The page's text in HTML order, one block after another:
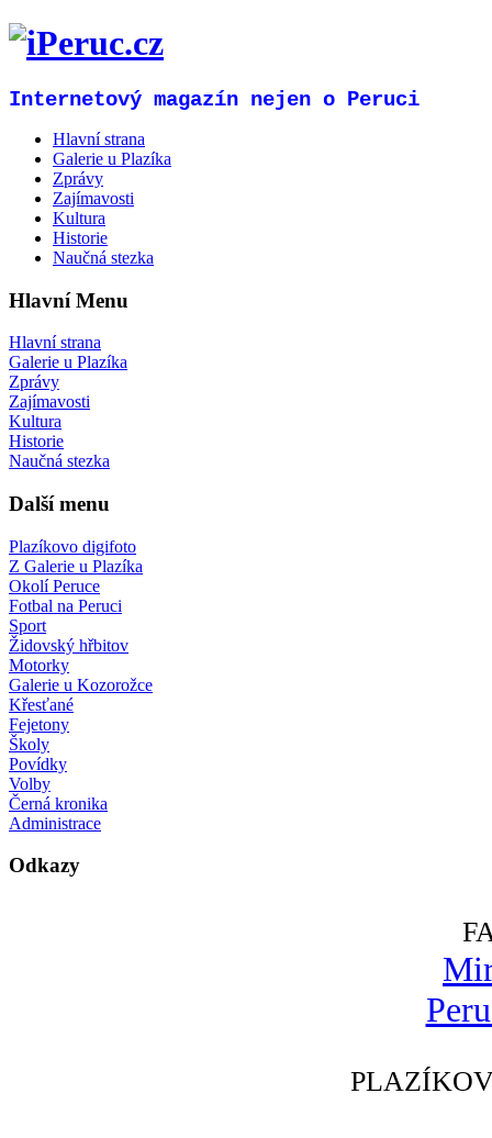
Internetový magazín nejen o Peruci
Hlavní strana
Galerie u Plazíka
Zprávy
Zajímavosti
Kultura
Historie
Naučná stezka
Hlavní Menu
Hlavní strana
Galerie u Plazíka
Zprávy
Zajímavosti
Kultura
Historie
Naučná stezka
Další menu
Plazíkovo digifoto
Z Galerie u Plazíka
Okolí Peruce
Fotbal na Peruci
Sport
Židovský hřbitov
Motorky
Galerie u Kozorožce
Křesťané
Fejetony
Školy
Povídky
Volby
Černá kronika
Administrace
Odkazy